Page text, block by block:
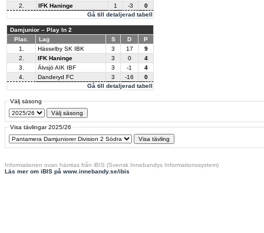
Gå till detaljerad tabell
2.
IFK Haninge 1 -3 0
Damjunior – Play In 2
Plac.
Lag S D P
Gå till detaljerad tabell
1. Hässelby SK IBK 3 17
9
2.
IFK Haninge 3 0
4
3.
Älvsjö AIK IBF 3 -1
4
4.
Danderyd FC 3 -16 0
Välj säsong
Visa tävlingar 2025/26
Informationen ovan hämtas från iBIS (Svensk Innebandys Informationssystem)
Läs mer om iBIS på www.innebandy.se/ibis